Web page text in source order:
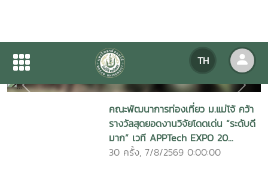
TH
ข่าวมหาวิทยาลัยแม่โจ้
Previous
Next
คณะพัฒนาการท่องเที่ยว ม.แม่โจ้ คว้า
รางวัลสุดยอดงานวิจัยโดดเด่น “ระดับดี
มาก” เวที APPTech EXPO 20...
30 ครั้ง, 7/8/2569 0:00:00